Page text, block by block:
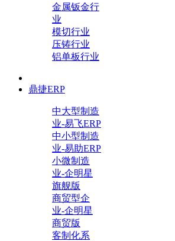
金属钣金行
业
模切行业
压铸行业
铝单板行业
鼎捷ERP
中大型制造
业-易飞ERP
中小型制造
业-易助ERP
小微制造
业-企明星
旗舰版
商贸型企
业-企明星
商贸版
客制化系